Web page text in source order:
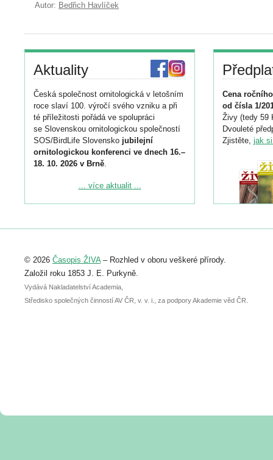
Autor: Bedřich Havlíček
Aktuality
Česká společnost ornitologická v letošním
roce slaví 100. výročí svého vzniku a při
té příležitosti pořádá ve spolupráci
se Slovenskou ornitologickou společností
SOS/BirdLife Slovensko jubilejní
ornitologickou konferenci ve dnech 16.–
18. 10. 2026 v Brně.
Podrobnější informace ke konferenci
Registrovat se můžete do 6. září.
abstraktu přihlášené přednášky nebo
posteru je už 30. června.
... více aktualit ...
Cena
od čísla 1/
Živy (tedy 59
Dvouleté
Zjistěte, jak
© 2026 Časopis ŽIVA– Rozhled v oboru veškeré přírody.
Založil roku 1853 J. E. Purkyně.
Vydává Nakladatelství Academia,
Středisko společných činností AV ČR, v. v. i., za podpory Akademie věd ČR.